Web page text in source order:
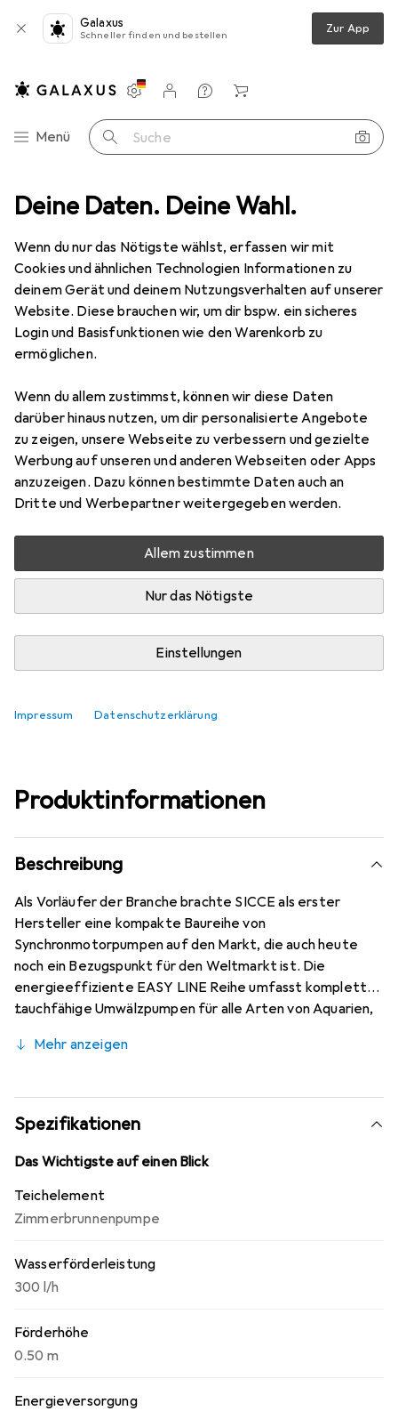
Deine Daten. Deine Wahl.
Wenn du nur das Nötigste wählst, erfassen wir mit
Cookies und ähnlichen Technologien Informationen zu
deinem Gerät und deinem Nutzungsverhalten auf unserer
Website. Diese brauchen wir, um dir bspw. ein sicheres
Login und Basisfunktionen wie den Warenkorb zu
ermöglichen.
Wenn du allem zustimmst, können wir diese Daten
darüber hinaus nutzen, um dir personalisierte Angebote
zu zeigen, unsere Webseite zu verbessern und gezielte
Werbung auf unseren und anderen Webseiten oder Apps
anzuzeigen. Dazu können bestimmte Daten auch an
Dritte und Werbepartner weitergegeben werden.
Allem zustimmen
Nur das Nötigste
Einstellungen
Impressum Datenschutzerklärung
Galaxus
Schneller finden und bestellen Zur App
Navigation nach Kategorien
Menü Suche
Einstellungen
Kundenkonto
Vergleichslisten
Merklisten
Warenkorb
Gartenbau Brunnen + Gartenteich Sicce MiMouse 3pol
SicceMiMouse 3pol
EUR
26,10
11
Bewertungen Marke
Mehr von Sicce
Zwischen Di, 11.8. und Do, 13.8. geliefert
Mehr als 10 Stück an Lager beim Lieferanten
Lieferort angeben für genaue Lieferzeit
In den Warenkorb
Produktinformationen
Beschreibung
Als Vorläufer der Branche brachte SICCE als erster
Hersteller eine kompakte Baureihe von
Synchronmotorpumpen auf den Markt, die auch heute
noch ein Bezugspunkt für den Weltmarkt ist. Die
energieeffiziente EASY LINE Reihe umfasst komplett
tauchfähige Umwälzpumpen für alle Arten von Aquarien,
Reihe wird von den grössten Bildhauern der Welt gewählt.
Mehr anzeigen
Spezifikationen
Das Wichtigste auf einen Blick
Teichelement
Zimmerbrunnenpumpe
Wasserförderleistung
300 l/h
Förderhöhe
0.50 m
Energieversorgung